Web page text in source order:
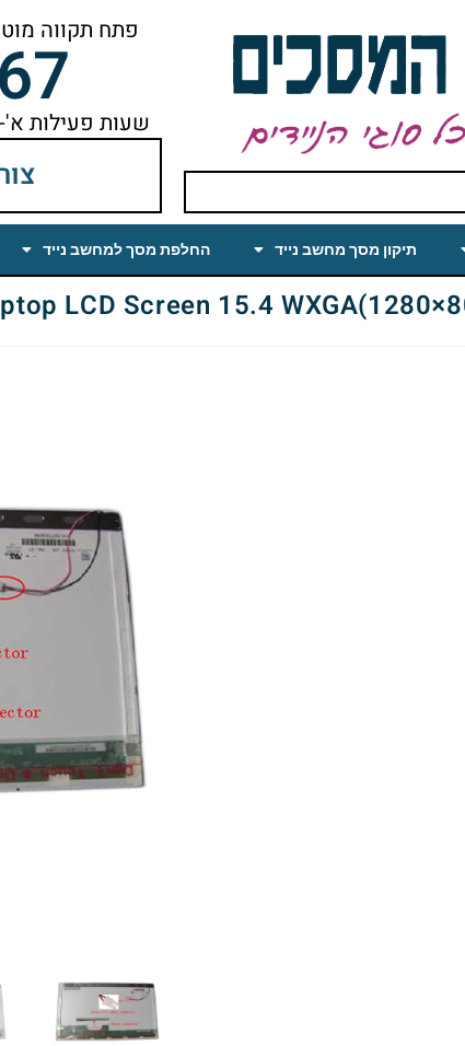
פתח תקווה מוטה גור 5 קומה ראשונה
שעות פעילות א'-ה' 10.00 עד 18.00 הפסקת צהריים
תיקון מסך מחשב נייד החלפת מסך למחשב נייד